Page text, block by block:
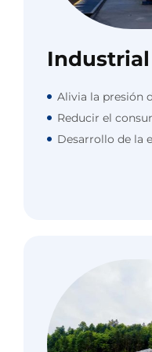
Alivia la presión
Reducir el
Desarrollo de la